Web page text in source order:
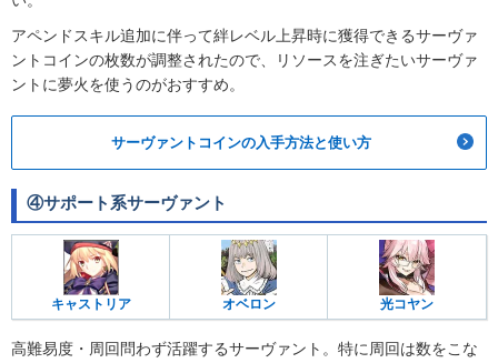
アペンドスキル追加に伴って絆レベル上昇時に獲得できるサーヴァ
ントコインの枚数が調整されたので、リソースを注ぎたいサーヴァ
ントに夢火を使うのがおすすめ。
サーヴァントコインの入手方法と使い方
④サポート系サーヴァント
キャストリア オベロン 光コヤン
高難易度・周回問わず活躍するサーヴァント。特に周回は数をこな